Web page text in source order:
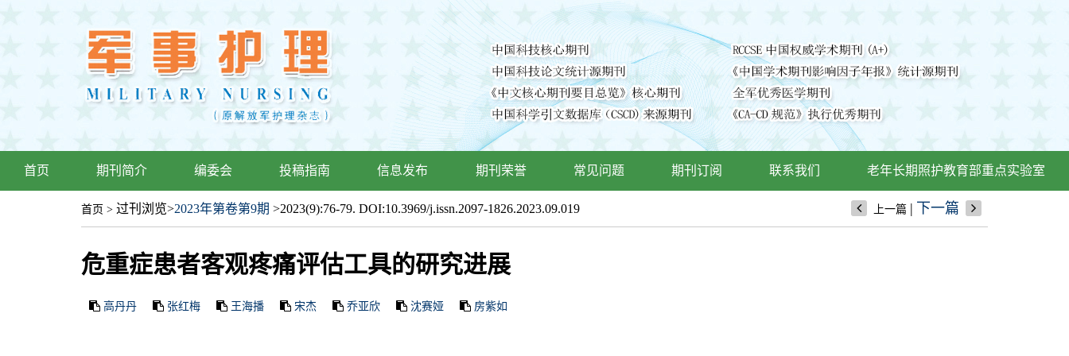
首页 期刊简介 编委会 投稿指南 信息发布 期刊荣誉 常见问题 期刊订阅 联系我们 老年长期照护教育部重点实验室
首页 > 过刊浏览>2023年第卷第9期 >2023(9):76-79. DOI:10.3969/j.issn.2097-1826.2023.09.019 上一篇 | 下一篇
危重症患者客观疼痛评估工具的研究进展
高丹丹 张红梅 王海播 宋杰 乔亚欣 沈赛娅 房紫如